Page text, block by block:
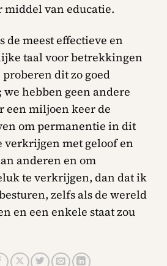
van educatie.
de meest effectieve en
taal voor betrekkingen
dit zo goed
hebben geen andere
een miljoen keer de
om permanentie in dit
met geloof en
anderen en om
te verkrijgen, dan dat ik
zelfs als de wereld
en een enkele staat zou